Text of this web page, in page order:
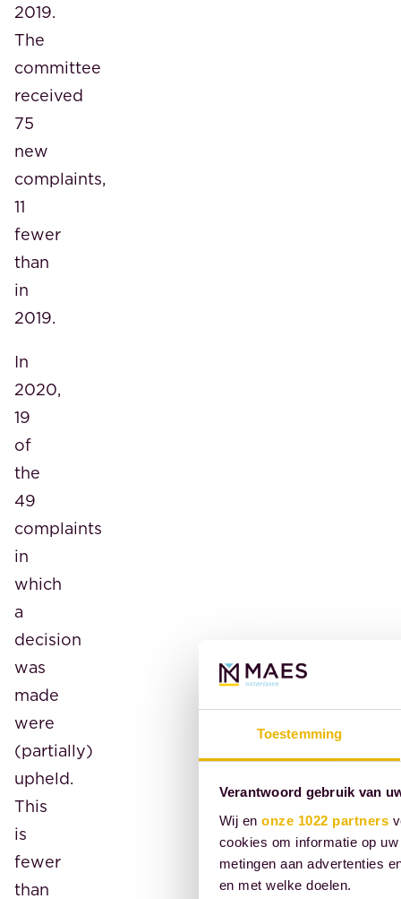
Toestemming
Verantwoord gebruik van
Wij en onze 1022 partners
cookies om informatie op
metingen aan advertenties
en met welke doelen.
2019.
The
committee
received
75
new
complaints,
11
fewer
than
in
2019.
In
2020,
19
of
the
49
complaints
in
which
a
decision
was
made
were
(partially)
upheld.
This
is
fewer
than